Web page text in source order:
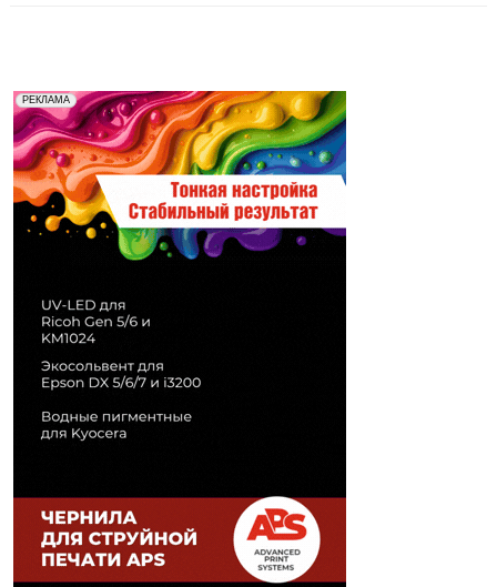
РЕКЛАМА
Реклама. Рекламодатель ООО "Передовые Системы
Печати" erid: 2SDnjd2d4Qz